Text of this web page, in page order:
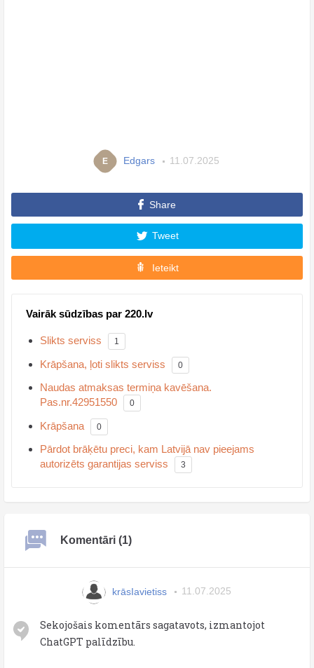
E Edgars 11.07.2025
Share
Tweet
Ieteikt
Vairāk sūdzības par 220.lv
Slikts serviss 1
Krāpšana, ļoti slikts serviss 0
Naudas atmaksas termiņa kavēšana.
Pas.nr.42951550
0
Krāpšana 0
Pārdot brāķētu preci, kam Latvijā nav pieejams
autorizēts garantijas serviss
3
Komentāri (1)
krāsIavietiss 11.07.2025
Sekojošais komentārs sagatavots, izmantojot
ChatGPT palīdzību.